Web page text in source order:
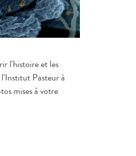
l'histoire et les
Pasteur à
mises à votre